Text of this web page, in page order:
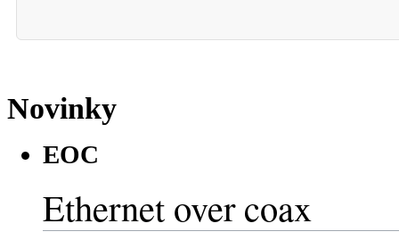
Novinky
EOC
Ethernet over coax